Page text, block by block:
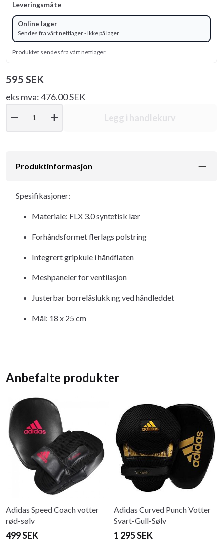
Leveringsmåte
Online lager
Sendes fra vårt nettlager - Ikke på lager
Produktet sendes fra vårt nettlager.
595 SEK
eks mva: 476.00 SEK
remove add Legg i handlekurv
Produktinformasjon
Spesifikasjoner:
Materiale: FLX 3.0 syntetisk lær
Forhåndsformet flerlags polstring
Integrert gripkule i håndflaten
Meshpaneler for ventilasjon
Justerbar borrelåslukking ved håndleddet
Mål: 18 x 25 cm
Anbefalte produkter
Adidas Speed ​​​​Coach votter
rød-sølv
499 SEK
Adidas Curved Punch Votter
Svart-Gull-Sølv
1 295 SEK